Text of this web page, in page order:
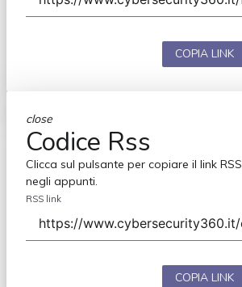
COPIA LINK
close
Codice Rss
Clicca sul pulsante per copiare il link RSS
negli appunti.
RSS link
COPIA LINK